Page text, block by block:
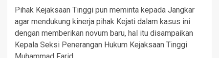
Pihak Kejaksaan Tinggi pun meminta kepada Jangkar
agar mendukung kinerja pihak Kejati dalam kasus ini
dengan memberikan novum baru, hal itu disampaikan
Kepala Seksi Penerangan Hukum Kejaksaan Tinggi